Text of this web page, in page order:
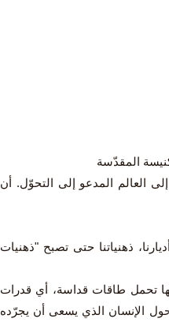
المقدّسة
العالم المدعو إلى التحوّل. أن
ذهنياتنا حتى تصبح "ذهنيات
تحمل طاقات قداسة، أي قدرات
الإنسان الذي يسعى أن يجرّده